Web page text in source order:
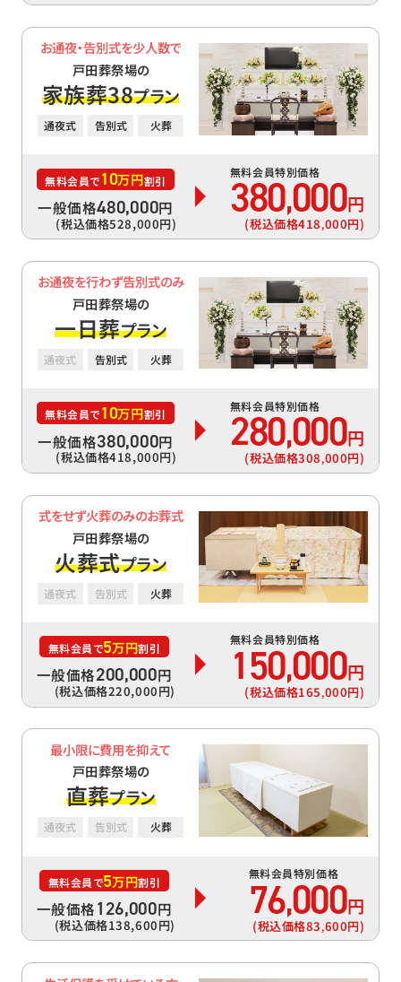
お通夜・告別式を少人数で
戸田葬祭場の
家族葬38プラン
通夜式 告別式 火葬
無料会員で10万円割引
一般価格480,000円
(税込価格528,000円)
無料会員特別価格
380,000円
(税込価格418,000円)
お通夜を行わず告別式のみ
戸田葬祭場の
一日葬プラン
通夜式 告別式 火葬
無料会員で10万円割引
一般価格380,000円
(税込価格418,000円)
無料会員特別価格
280,000円
(税込価格308,000円)
式をせず火葬のみのお葬式
戸田葬祭場の
火葬式プラン
通夜式 告別式 火葬
無料会員で5万円割引
一般価格200,000円
(税込価格220,000円)
無料会員特別価格
150,000円
(税込価格165 ,000円)
最小限に費用を抑えて
戸田葬祭場の
直葬プラン
通夜式 告別式 火葬
無料会員で5万円割引
一般価格126,000円
(税込価格138,600円)
無料会員特別価格
76,000円
(税込価格83 ,600円)